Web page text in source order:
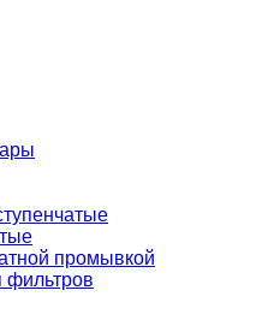
промывкой
фильтров